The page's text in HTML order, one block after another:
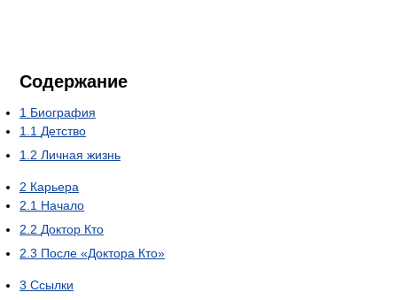
Содержание
1 Биография
1.1 Детство
1.2 Личная жизнь
2 Карьера
2.1 Начало
2.2 Доктор Кто
2.3 После «Доктора Кто»
3 Ссылки